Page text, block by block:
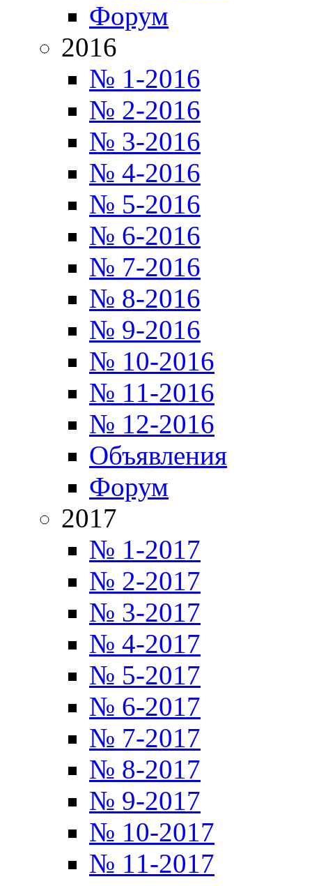
Форум
2016
№ 1-2016
№ 2-2016
№ 3-2016
№ 4-2016
№ 5-2016
№ 6-2016
№ 7-2016
№ 8-2016
№ 9-2016
№ 10-2016
№ 11-2016
№ 12-2016
Объявления
Форум
2017
№ 1-2017
№ 2-2017
№ 3-2017
№ 4-2017
№ 5-2017
№ 6-2017
№ 7-2017
№ 8-2017
№ 9-2017
№ 10-2017
№ 11-2017